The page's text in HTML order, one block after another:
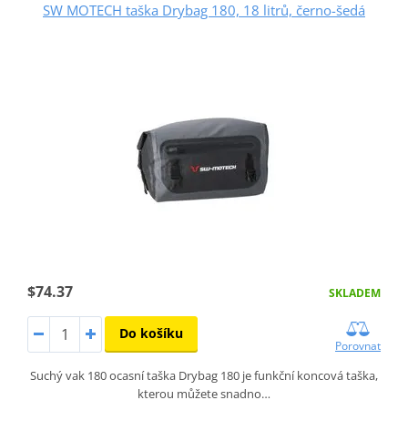
SW MOTECH taška Drybag 180, 18 litrů, černo-šedá
$74.37 SKLADEM
Do košíku
Porovnat
Suchý vak 180 ocasní taška Drybag 180 je funkční koncová taška,
kterou můžete snadno…